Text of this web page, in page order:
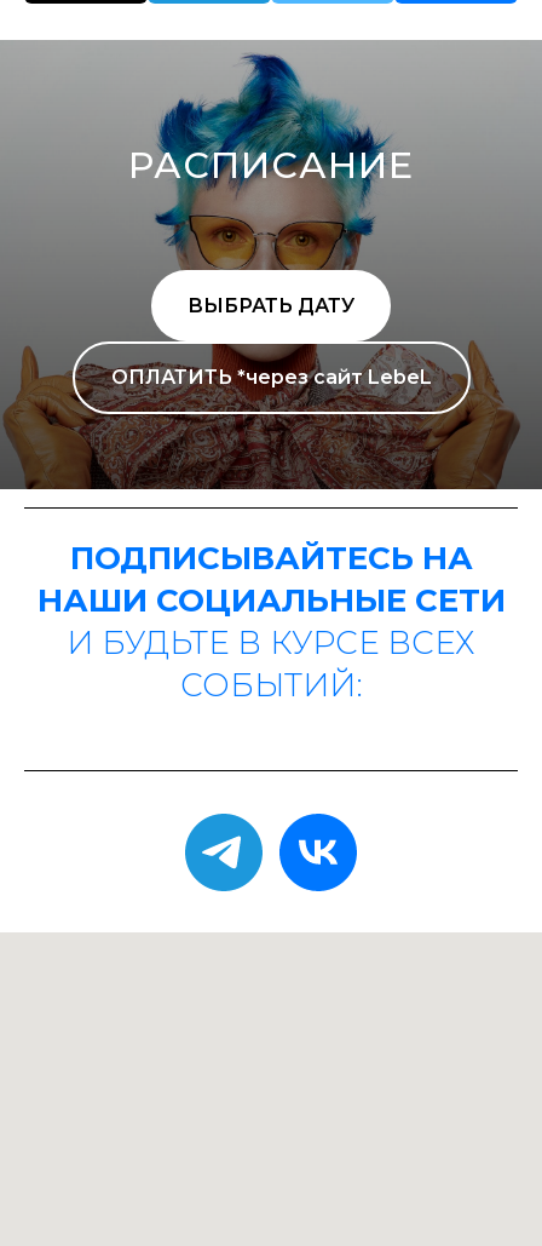
РАСПИСАНИЕ
ВЫБРАТЬ ДАТУ
ОПЛАТИТЬ *через сайт LebeL
ПОДПИСЫВАЙТЕСЬ НА
НАШИ СОЦИАЛЬНЫЕ СЕТИ
И БУДЬТЕ В КУРСЕ ВСЕХ
СОБЫТИЙ: